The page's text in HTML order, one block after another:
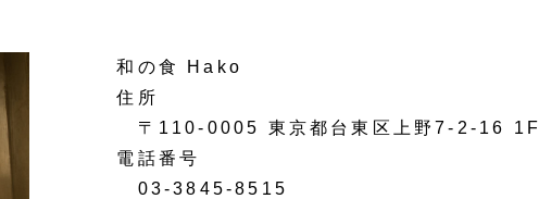
和の食 Hako
住所
〒110-0005 東京都台東区上野7-2-16 1F
電話番号
03-3845-8515